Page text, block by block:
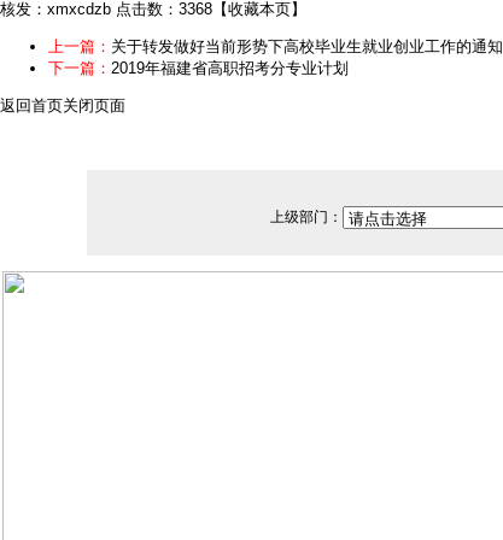
核发：xmxcdzb 点击数：3368 【收藏本页】
上一篇： 关于转发做好当前形势下高校毕业生就业创业工作的通知
下一篇： 2019年福建省高职招考分专业计划
返回首页关闭页面
上级部门：